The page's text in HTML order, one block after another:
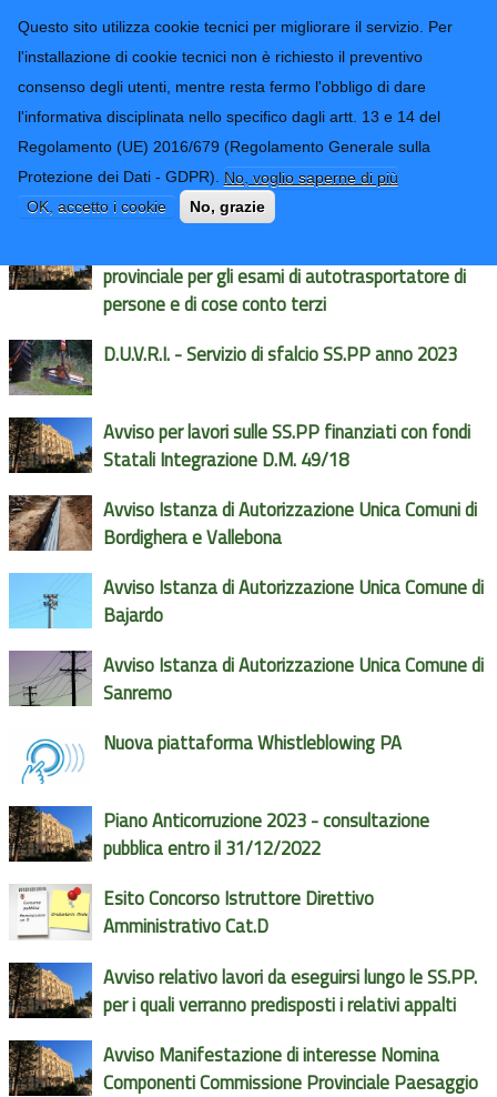
Questo sito utilizza cookie tecnici per migliorare il servizio. Per
l'installazione di cookie tecnici non è richiesto il preventivo
consenso degli utenti, mentre resta fermo l'obbligo di dare
l'informativa disciplinata nello specifico dagli artt. 13 e 14 del
Regolamento (UE) 2016/679 (Regolamento Generale sulla
Protezione dei Dati - GDPR). No, voglio saperne di più
OK, accetto i cookie
No, grazie
Provincia di
Imperia
CONTATTI-URP
TRASPARENZA
Form di ricerca
Avvisi e News
provinciale per gli esami di autotrasportatore di
persone e di cose conto terzi
D.U.V.R.I. - Servizio di sfalcio SS.PP anno 2023
Avviso per lavori sulle SS.PP finanziati con fondi
Statali Integrazione D.M. 49/18
Avviso Istanza di Autorizzazione Unica Comuni di
Bordighera e Vallebona
Avviso Istanza di Autorizzazione Unica Comune di
Bajardo
Avviso Istanza di Autorizzazione Unica Comune di
Sanremo
Nuova piattaforma Whistleblowing PA
Piano Anticorruzione 2023 - consultazione
pubblica entro il 31/12/2022
Esito Concorso Istruttore Direttivo
Amministrativo Cat.D
Avviso relativo lavori da eseguirsi lungo le SS.PP.
per i quali verranno predisposti i relativi appalti
Avviso Manifestazione di interesse Nomina
Componenti Commissione Provinciale Paesaggio